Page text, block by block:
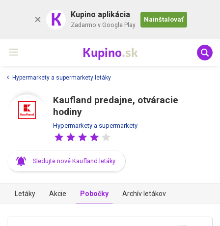
K Kupino aplikácia
Zadarmo v Google Play
Nainštalovať
Kupino.sk
Hypermarkety a supermarkety letáky
Kaufland predajne, otváracie
hodiny
Hypermarkety a supermarkety
Sledujte nové Kaufland letáky
Letáky Akcie Pobočky Archív letákov